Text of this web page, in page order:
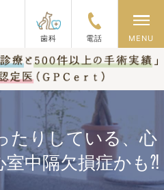
歯科 電話
メ
MENU
たりしている、心
中隔欠損症かも⁈